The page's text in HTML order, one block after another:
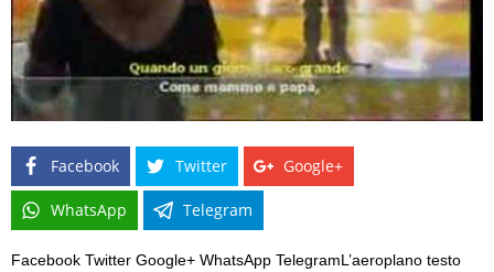
Facebook Twitter Google+
WhatsApp Telegram
Facebook Twitter Google+ WhatsApp TelegramL’aeroplano testo